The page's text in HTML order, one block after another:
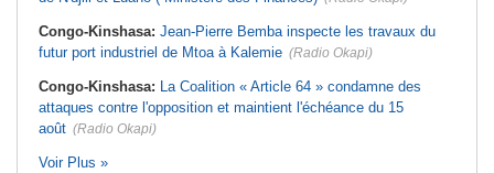
Congo-Kinshasa: Jean-Pierre Bemba inspecte les travaux du
futur port industriel de Mtoa à Kalemie (Radio Okapi)
Congo-Kinshasa: La Coalition « Article 64 » condamne des
attaques contre l'opposition et maintient l'échéance du 15
août (Radio Okapi)
Voir Plus »